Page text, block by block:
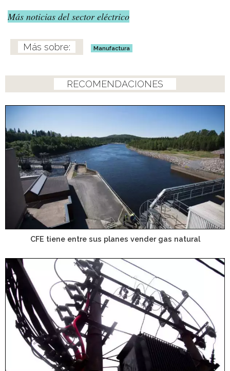
Más noticias del sector eléctrico
Manufactura
RECOMENDACIONES
CFE tiene entre sus planes vender gas natural